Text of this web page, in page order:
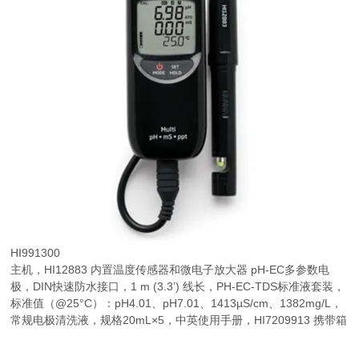
HI991300
主机，HI12883 内置温度传感器和微电子放大器 pH-EC多参数电
极，DIN快速防水接口，1 m (3.3’) 线长，PH-EC-TDS标准液套装，
标准值（@25°C）：pH4.01、pH7.01、1413µS/cm、1382mg/L，
常规电极清洗液，规格20mL×5，中英使用手册，HI7209913 携带箱